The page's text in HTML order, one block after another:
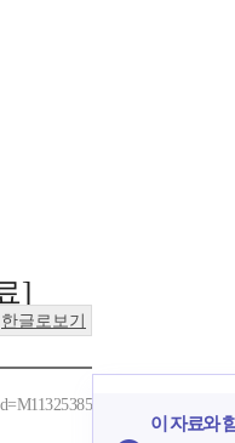
]
한글로보기
이 자료와